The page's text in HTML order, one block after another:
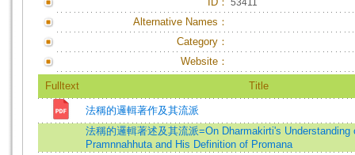
53411
Alternative Names：
Category：
Website：
Fulltext Title
法稱的邏輯著作及其流派
法稱的邏輯著述及其流派=On Dharmakirti's Understanding
Pramnnahhuta and His Definition of Promana